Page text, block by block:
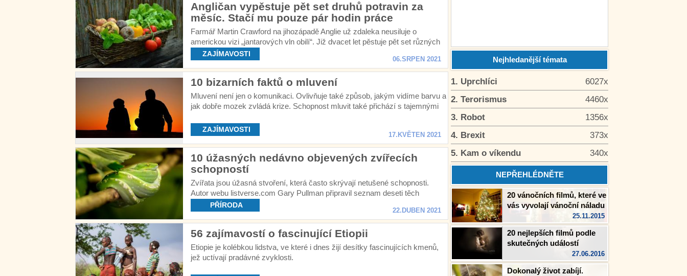
Nejhledanější témata
1. Uprchlíci
6027x
2. Terorismus
4460x
3. Robot
1356x
4. Brexit
373x
5. Kam o víkendu
340x
NEPŘEHLÉDNĚTE
20 vánočních filmů, které ve
vás vyvolají vánoční náladu
25.11.2015
20 nejlepších filmů podle
skutečných událostí
27.06.2016
Dokonalý život zabíjí.
Angličan vypěstuje pět set druhů potravin za
měsíc. Stačí mu pouze pár hodin práce
Farmář Martin Crawford na jihozápadě Anglie už zdaleka neusiluje o
americkou vizi „jantarových vln obilí“. Již dvacet let pěstuje pět set různých
druhů potravin v lesích mírného pásma.
ZAJÍMAVOSTI
06.SRPEN 2021
10 bizarních faktů o mluvení
Mluvení není jen o komunikaci. Ovlivňuje také způsob, jakým vidíme barvu a
jak dobře mozek zvládá krize. Schopnost mluvit také přichází s tajemnými
ZAJÍMAVOSTI
17.KVĚTEN 2021
10 úžasných nedávno objevených zvířecích
schopností
Zvířata jsou úžasná stvoření, která často skrývají netušené schopnosti.
Autor webu listverse.com Gary Pullman připravil seznam deseti těch
nejúžasnějších.
PŘÍRODA
22.DUBEN 2021
56 zajímavostí o fascinující Etiopii
Etiopie je kolébkou lidstva, ve které i dnes žijí desítky fascinujících kmenů,
jež uctívají pradávné zvyklosti.